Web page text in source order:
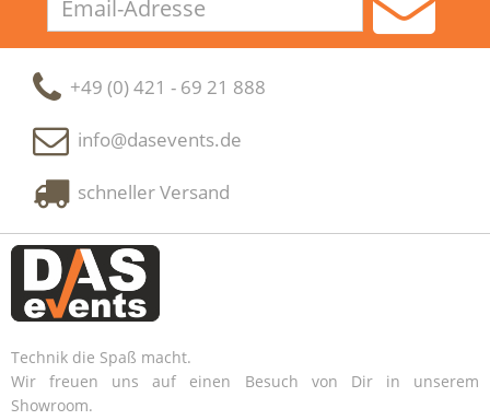
Adresse
+49 (0) 421 - 69 21 888
info@dasevents.de
schneller Versand
Technik die Spaß macht.
Wir freuen uns auf einen Besuch von Dir in unserem
Showroom.